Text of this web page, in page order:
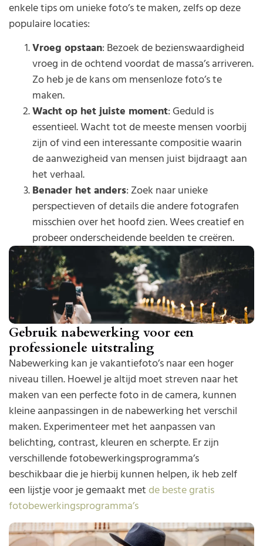
enkele tips om unieke foto’s te maken, zelfs op deze
populaire locaties:
Vroeg opstaan: Bezoek de bezienswaardigheid
vroeg in de ochtend voordat de massa’s arriveren.
Zo heb je de kans om mensenloze foto’s te
maken.
Wacht op het juiste moment: Geduld is
essentieel. Wacht tot de meeste mensen voorbij
zijn of vind een interessante compositie waarin
de aanwezigheid van mensen juist bijdraagt aan
het verhaal.
Benader het anders: Zoek naar unieke
perspectieven of details die andere fotografen
misschien over het hoofd zien. Wees creatief en
probeer onderscheidende beelden te creëren.
Gebruik nabewerking voor een
professionele uitstraling
Nabewerking kan je vakantiefoto’s naar een hoger
niveau tillen. Hoewel je altijd moet streven naar het
maken van een perfecte foto in de camera, kunnen
kleine aanpassingen in de nabewerking het verschil
maken. Experimenteer met het aanpassen van
belichting, contrast, kleuren en scherpte. Er zijn
verschillende fotobewerkingsprogramma’s
beschikbaar die je hierbij kunnen helpen, ik heb zelf
een lijstje voor je gemaakt met de beste gratis
fotobewerkingsprogramma’s